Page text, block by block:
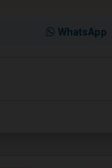
WhatsApp